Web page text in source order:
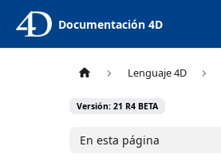
Documentación 4D
Lenguaje 4D
Versión: 21 R4 BETA
En esta página